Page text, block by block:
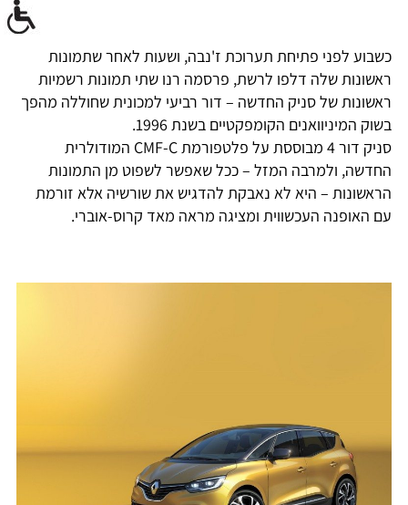
כשבוע לפני פתיחת תערוכת ז'נבה, ושעות לאחר שתמונות
ראשונות שלה דלפו לרשת, פרסמה רנו שתי תמונות רשמיות
ראשונות של סניק החדשה – דור רביעי למכונית שחוללה מהפך
בשוק המיניוואנים הקומפקטיים בשנת 1996.
סניק דור 4 מבוססת על פלטפורמת CMF-C המודולרית
החדשה, ולמרבה המזל – ככל שאפשר לשפוט מן התמונות
הראשונות – היא לא נאבקת להדגיש את שורשיה אלא זורמת
עם האופנה העכשווית ומציגה מראה מאד קרוס-אוברי.